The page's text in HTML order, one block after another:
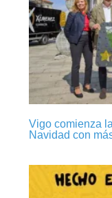
Vigo comienza
Navidad con